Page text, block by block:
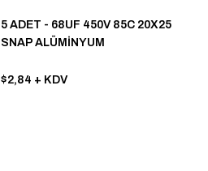
5 ADET - 68UF 450V 85C 20X25
SNAP ALÜMİNYUM
$2,84 + KDV